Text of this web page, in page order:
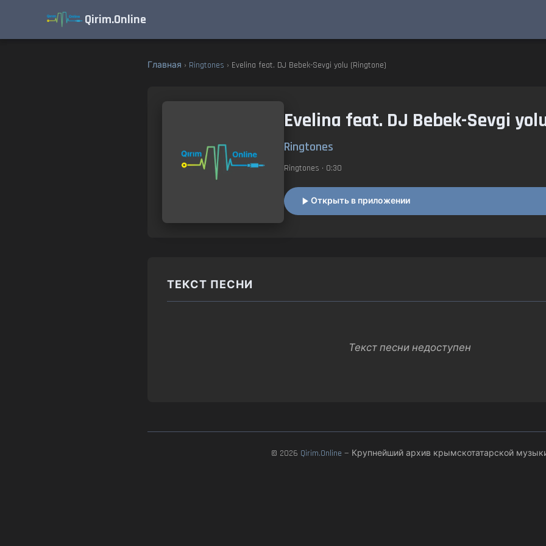
Qirim.Online
Главная › Ringtones › Evelina feat. DJ Bebek-Sevgi yolu (Ringtone)
Evelina feat. DJ Bebek-Sevgi
Ringtones
Ringtones • 0:30
Открыть в приложении
ТЕКСТ ПЕСНИ
Текст песни недоступен
© 2026 Qirim.Online — Крупнейший архив крымскотатарской